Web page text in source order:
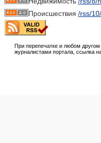
Происшествия /rss/
При перепечатке и любом
журналистами портала, ссылка